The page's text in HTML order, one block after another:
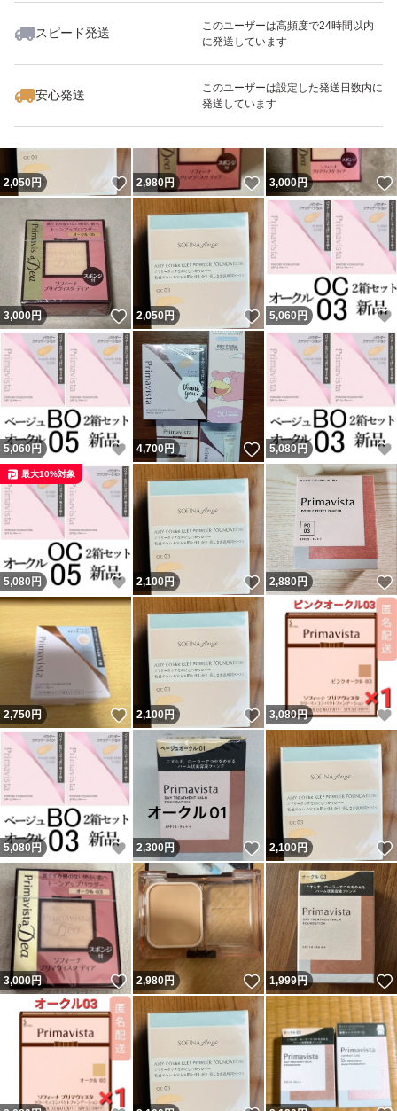
#オークル05
スピード発送
このユーザーは高頻度で24時間以内
に発送しています
安心発送
このユーザーは設定した発送日数内に
発送しています
いいね！
2,600
2,050円 いいね！
2,980円 いいね！
3,000円
3,000円 いいね！
2,050円 いいね！
5,060 円
5,060 円 いいね！
4,700円 いいね！
5,080 円
5,080 円 いいね！
最大10%対象
2,100円 いいね！
2,880円
2,750円 いいね！
2,100円 いいね！
3,080円
5,080 円 いいね！
2,300円 いいね！
2,100円
3,000円 いいね！
2,980円 いいね！
1,999円